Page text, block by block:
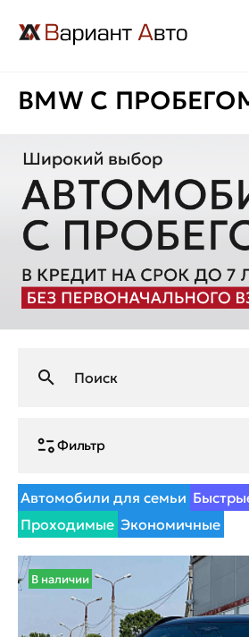
BMW С
Фильтр
Автомобили для семьи
Проходимые Экономичные
В наличии